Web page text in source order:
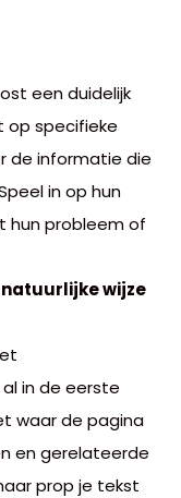
een duidelijk
specifieke
de informatie die
in op hun
hun probleem of
wijze
in de eerste
waar de pagina
en gerelateerde
prop je tekst